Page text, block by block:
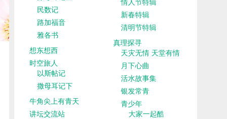
民数记
路加福音
雅各书
想东想西
时空旅人
以斯帖记
撒母耳记下
牛角尖上有青天
讲坛交流站
新春特辑
清明节特辑
真理探寻
天灾无情 天堂有情
月下心曲
活水故事集
银发常青
青少年
大家一起酷